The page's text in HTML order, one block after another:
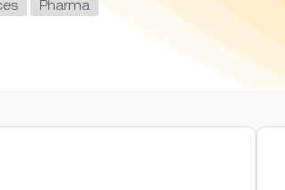
Pharma